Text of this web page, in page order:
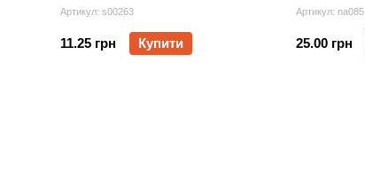
Артикул: s00263
11.25 грн Купити
Артикул: na085
25.00 грн